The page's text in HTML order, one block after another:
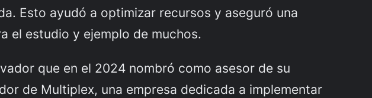
Esto ayudó a optimizar recursos y aseguró una
el estudio y ejemplo de muchos.
que en el 2024 nombró como asesor de su
de Multiplex, una empresa dedicada a implementar